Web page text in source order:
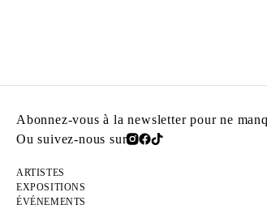
Abonnez-vous à la newsletter pour ne
Ou suivez-nous sur
ARTISTES
EXPOSITIONS
ÉVÉNEMENTS